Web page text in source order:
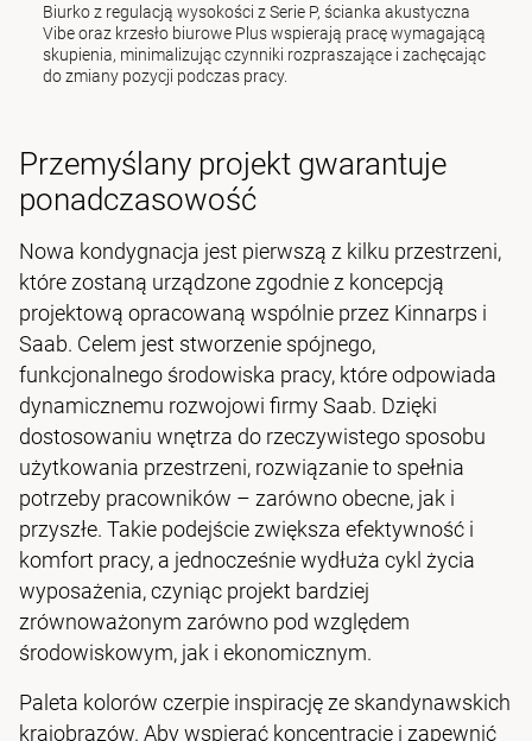
Biurko z regulacją wysokości z Serie P, ścianka akustyczna
Vibeoraz krzesło biurowe Pluswspierają pracę wymagającą
skupienia, minimalizując czynniki rozpraszające i zachęcając
do zmiany pozycji podczas pracy.
Przemyślany projekt gwarantuje
ponadczasowość
Nowa kondygnacja jest pierwszą z kilku przestrzeni,
które zostaną urządzone zgodnie z koncepcją
projektową opracowaną wspólnie przez Kinnarps i
Saab. Celem jest stworzenie spójnego,
funkcjonalnego środowiska pracy, które odpowiada
dynamicznemu rozwojowi firmy Saab. Dzięki
dostosowaniu wnętrza do rzeczywistego sposobu
użytkowania przestrzeni, rozwiązanie to spełnia
potrzeby pracowników – zarówno obecne, jak i
przyszłe. Takie podejście zwiększa efektywność i
komfort pracy, a jednocześnie wydłuża cykl życia
wyposażenia, czyniąc projekt bardziej
zrównoważonym zarówno pod względem
środowiskowym, jak i ekonomicznym.
Paleta kolorów czerpie inspirację ze skandynawskich
krajobrazów. Aby wspierać koncentrację i zapewnić